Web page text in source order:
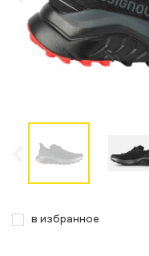
в избранное